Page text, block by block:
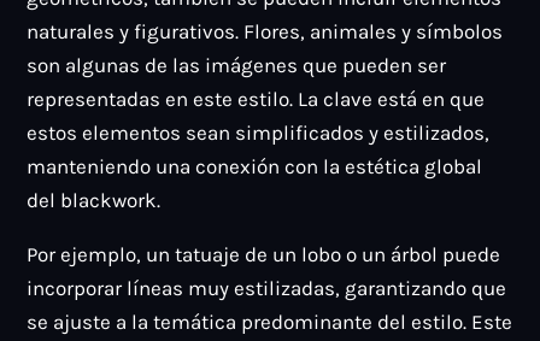
naturales y figurativos. Flores, animales y símbolos
son algunas de las imágenes que pueden ser
representadas en este estilo. La clave está en que
estos elementos sean simplificados y estilizados,
manteniendo una conexión con la estética global
del blackwork.
Por ejemplo, un tatuaje de un lobo o un árbol puede
incorporar líneas muy estilizadas, garantizando que
se ajuste a la temática predominante del estilo. Este